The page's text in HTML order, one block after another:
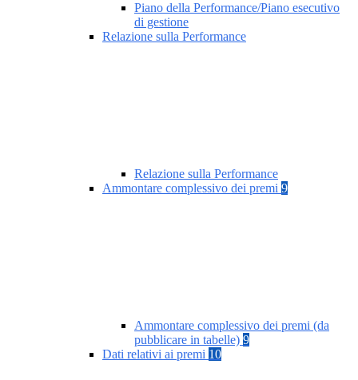
Piano della Performance/Piano esecutivo
di gestione
Relazione sulla Performance
Relazione sulla Performance
Ammontare complessivo dei premi 9
Ammontare complessivo dei premi (da
pubblicare in tabelle) 9
Dati relativi ai premi 10